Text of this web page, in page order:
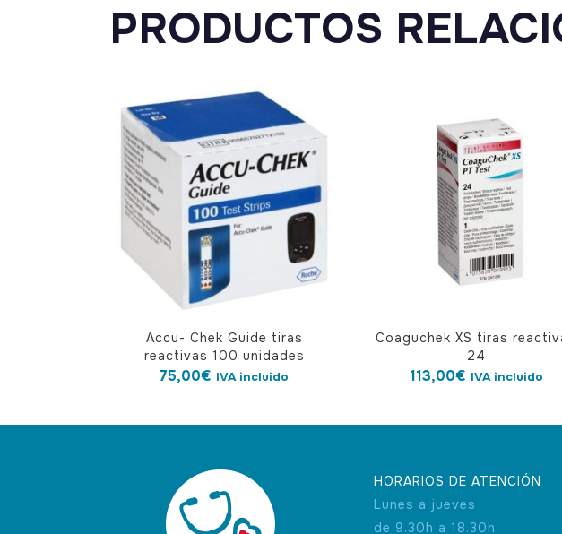
PRODUCTOS
Accu- Chek Guide tiras
reactivas 100 unidades
75,00€ IVA incluido
Coaguchek XS tiras
24
113,00€ IVA incluido
HORARIOS DE ATENCIÓN
Lunes a jueves
de 9.30h a 18.30h